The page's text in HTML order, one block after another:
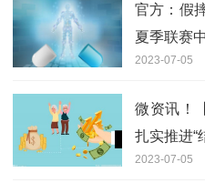
官方：假
夏季联赛
2023-07-05
微资讯！
扎实推进“
2023-07-05